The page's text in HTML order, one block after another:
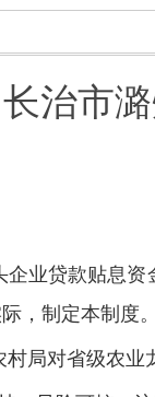
长治市
企业贷款贴息
，制定本制度。
局对省级农业